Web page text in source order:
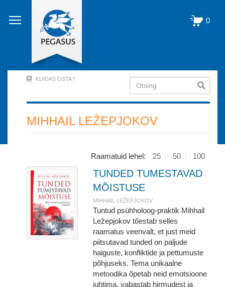
edasi
põhisisu
0
Account
Menu
KUIDAS OSTA? Otsing
MIHHAIL LEŽEPJOKOV
Raamatuid lehel: 25 50 100
TUNDED TUMESTAVAD
MÕISTUSE
MIHHAIL LEŽEPJOKOV
Tuntud psühholoog-praktik Mihhail
Ležepjokov tõestab selles
raamatus veenvalt, et just meid
piitsutavad tunded on paljude
haiguste, konfliktide ja pettumuste
põhjuseks. Tema unikaalne
metoodika õpetab neid emotsioone
juhtima, vabastab hirmudest ja